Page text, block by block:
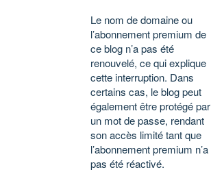
Le nom de domaine ou
l’abonnement premium de
ce blog n’a pas été
renouvelé, ce qui explique
cette interruption. Dans
certains cas, le blog peut
également être protégé par
un mot de passe, rendant
son accès limité tant que
l’abonnement premium n’a
pas été réactivé.